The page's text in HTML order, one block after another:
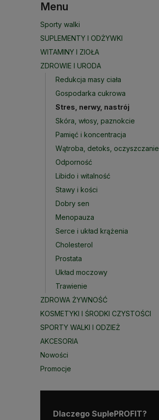
Menu
Sporty walki
SUPLEMENTY I ODŻYWKI
WITAMINY I ZIOŁA
ZDROWIE I URODA
Redukcja masy ciała
Gospodarka cukrowa
Stres, nerwy, nastrój
Skóra, włosy, paznokcie
Pamięć i koncentracja
Wątroba, detoks, oczyszczanie
Odporność
Libido i witalność
Stawy i kości
Dobry sen
Menopauza
Serce i układ krążenia
Cholesterol
Prostata
Układ moczowy
Trawienie
ZDROWA ŻYWNOŚĆ
KOSMETYKI I ŚRODKI CZYSTOŚCI
SPORTY WALKI I ODZIEŻ
AKCESORIA
Nowości
Promocje
Dlaczego SuplePROFIT?